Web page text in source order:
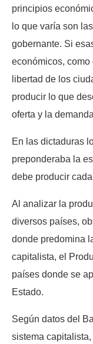
principios
lo que varía son
gobernante. Si
económicos, como
libertad de los
producir lo que
oferta y la
En las dictaduras
preponderaba la
debe producir
Al analizar la
diversos países,
donde predomina
capitalista, el
países donde se
Estado.
Según datos del
sistema